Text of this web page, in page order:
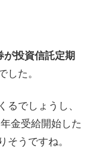
が投資信託定期
した。
るでしょうし、
金受給開始した
そうですね。